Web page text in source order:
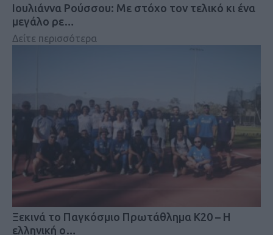
Iουλιάννα Ρούσσου: Με στόχο τον τελικό κι ένα
μεγάλο ρε…
Δείτε περισσότερα
Ξεκινά το Παγκόσμιο Πρωτάθλημα Κ20 – Η
ελληνική ο…